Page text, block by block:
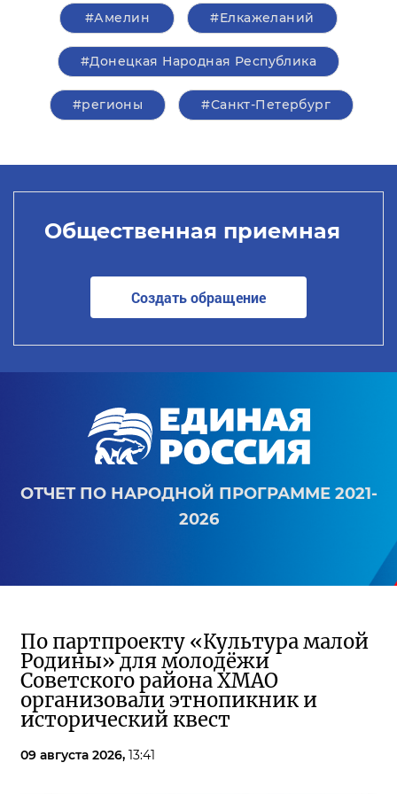
#Амелин #Елкажеланий
#Донецкая Народная Республика
#регионы #Санкт-Петербург
Общественная приемная
Создать обращение
ОТЧЕТ ПО НАРОДНОЙ ПРОГРАММЕ 2021-
2026
По партпроекту «Культура малой
Родины» для молодёжи
Советского района ХМАО
организовали этнопикник и
исторический квест
09 августа 2026, 13:41